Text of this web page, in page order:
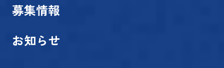
募集情報
お知らせ